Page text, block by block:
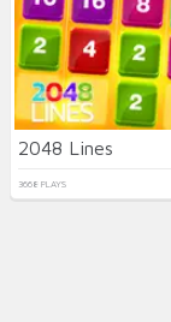
2048 Lines
3668 PLAYS